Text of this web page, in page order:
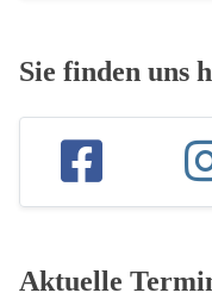
Sie finden uns
Aktuelle